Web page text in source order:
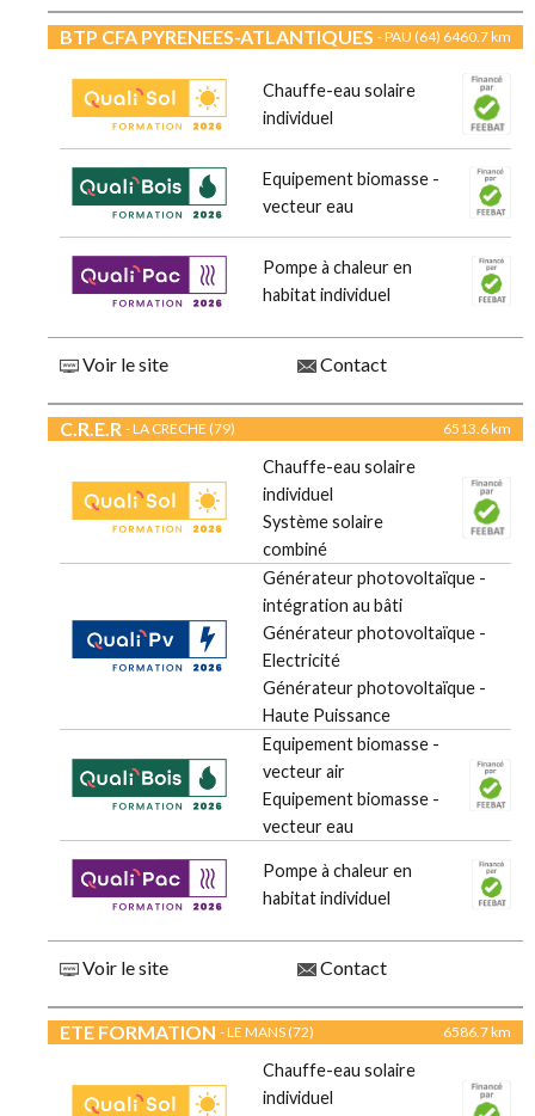
BTP CFA PYRENEES-ATLANTIQUES - PAU (64) 6460.7 km
Chauffe-eau solaire
individuel
Equipement biomasse -
vecteur eau
Pompe à chaleur en
habitat individuel
Voir le site Contact
C.R.E.R - LA CRECHE (79) 6513.6 km
Chauffe-eau solaire
individuel
Système solaire
combiné
Générateur photovoltaïque -
intégration au bâti
Générateur photovoltaïque -
Electricité
Générateur photovoltaïque -
Haute Puissance
Equipement biomasse -
vecteur air
Equipement biomasse -
vecteur eau
Pompe à chaleur en
habitat individuel
Voir le site Contact
ETE FORMATION - LE MANS (72) 6586.7 km
Chauffe-eau solaire
individuel